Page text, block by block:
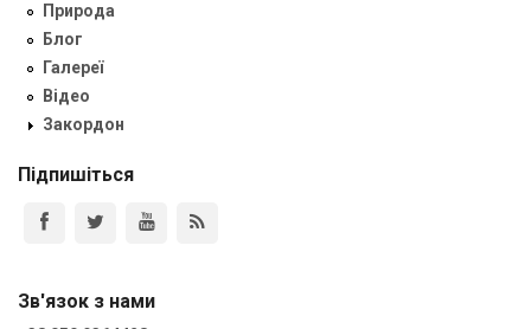
Природа
Блог
Галереї
Відео
Закордон
Підпишіться
Зв'язок з нами